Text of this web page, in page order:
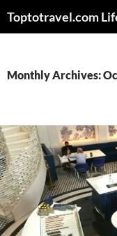
Toptotravel.com
Monthly Archives: